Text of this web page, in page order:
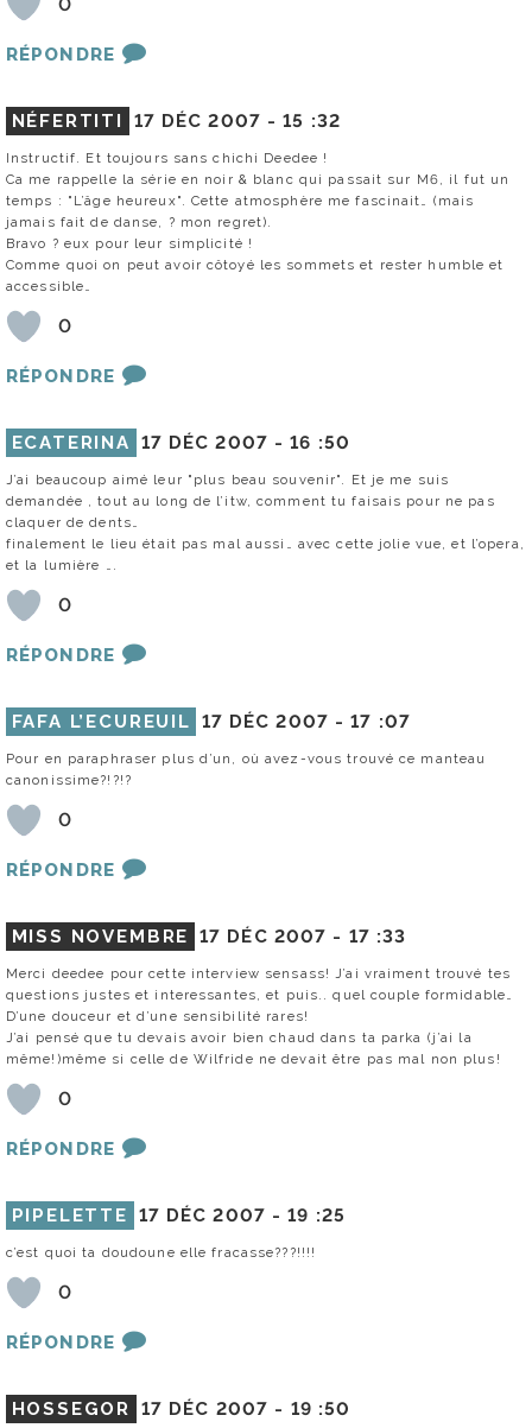
0
RÉPONDRE
NÉFERTITI 17 DÉC 2007 -15 :32
Instructif. Et toujours sans chichi Deedee !
Ca me rappelle la série en noir & blanc qui passait sur M6, il fut un
temps : "L’âge heureux". Cette atmosphère me fascinait… (mais
jamais fait de danse, ? mon regret).
Bravo ? eux pour leur simplicité !
Comme quoi on peut avoir côtoyé les sommets et rester humble et
accessible…
0
RÉPONDRE
ECATERINA 17 DÉC 2007 -16 :50
J’ai beaucoup aimé leur "plus beau souvenir". Et je me suis
demandée , tout au long de l’itw, comment tu faisais pour ne pas
claquer de dents…
finalement le lieu était pas mal aussi… avec cette jolie vue, et l’opera,
et la lumière ….
0
RÉPONDRE
FAFA L’ECUREUIL 17 DÉC 2007 -17 :07
Pour en paraphraser plus d’un, où avez-vous trouvé ce manteau
canonissime?!?!?
0
RÉPONDRE
MISS NOVEMBRE 17 DÉC 2007 - 17 :33
Merci deedee pour cette interview sensass! J’ai vraiment trouvé tes
questions justes et interessantes, et puis.. quel couple formidable…
D’une douceur et d’une sensibilité rares!
J’ai pensé que tu devais avoir bien chaud dans ta parka (j’ai la
même!)même si celle de Wilfride ne devait être pas mal non plus!
0
RÉPONDRE
PIPELETTE 17 DÉC 2007 -19 :25
c’est quoi ta doudoune elle fracasse???!!!!
0
RÉPONDRE
HOSSEGOR 17 DÉC 2007 - 19 :50